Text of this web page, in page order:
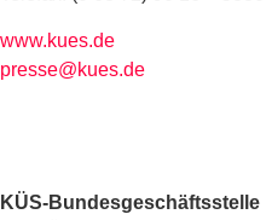
www.kues.de
presse@kues.de
KÜS-Bundesgeschäftsstelle